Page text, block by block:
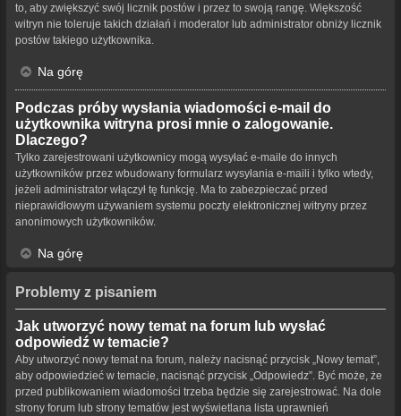
to, aby zwiększyć swój licznik postów i przez to swoją rangę. Większość
witryn nie toleruje takich działań i moderator lub administrator obniży licznik
postów takiego użytkownika.
Na górę
Podczas próby wysłania wiadomości e-mail do
użytkownika witryna prosi mnie o zalogowanie.
Dlaczego?
Tylko zarejestrowani użytkownicy mogą wysyłać e-maile do innych
użytkowników przez wbudowany formularz wysyłania e-maili i tylko wtedy,
jeżeli administrator włączył tę funkcję. Ma to zabezpieczać przed
nieprawidłowym używaniem systemu poczty elektronicznej witryny przez
anonimowych użytkowników.
Na górę
Problemy z pisaniem
Jak utworzyć nowy temat na forum lub wysłać
odpowiedź w temacie?
Aby utworzyć nowy temat na forum, należy nacisnąć przycisk „Nowy temat”,
aby odpowiedzieć w temacie, nacisnąć przycisk „Odpowiedz”. Być może, że
przed publikowaniem wiadomości trzeba będzie się zarejestrować. Na dole
strony forum lub strony tematów jest wyświetlana lista uprawnień